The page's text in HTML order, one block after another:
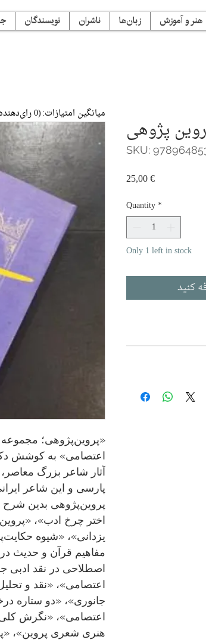
هنر و آموزش زبان‌ها ناشران نویسندگان
«پروین‌پژوهی؛ مجموعه
اعتصامی» به کوشش
آثار شاعر بزرگ
پارسی و این شاعر
پروین‌پژوهی بدین
اختر چرخ ادب»،
یزدانی»، «شیوه
مفاهیم قرآن و حدیث در
اصطلاحی در نقد ادبی
اعتصامی»، «نقد و
جانوری»، «دو ستاره
اعتصامی»، «نگرش کلی
هنری شعری پروین»،
پژوهی
SKU:
25,00 €Price
Quantity*
Only 1 left in stock
کنید
میانگین امتیازات:(0 رای‌دهنده)